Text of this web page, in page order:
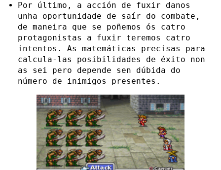
Por último, a acción de fuxir danos
unha oportunidade de saír do combate,
de maneira que se poñemos ós catro
protagonistas a fuxir teremos catro
intentos. As matemáticas precisas para
calcula-las posibilidades de éxito non
as sei pero depende sen dúbida do
número de inimigos presentes.